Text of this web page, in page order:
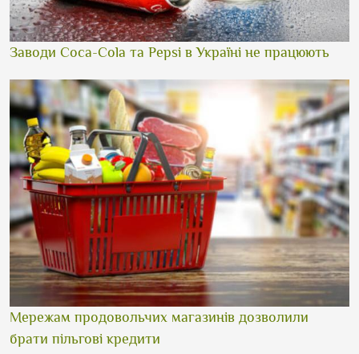
Заводи Coca-Cola та Pepsi в Україні не працюють
Мережам продовольчих магазинів дозволили
брати пільгові кредити